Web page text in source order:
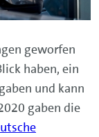
geworfen
haben, ein
und kann
gaben die